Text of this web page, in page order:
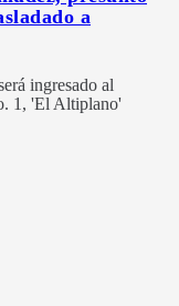
a
ingresado al
1, 'El Altiplano'